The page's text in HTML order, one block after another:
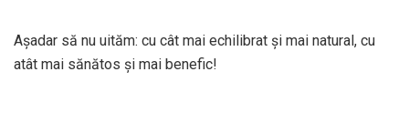
Așadar să nu uităm: cu cât mai echilibrat și mai natural, cu
atât mai sănătos și mai benefic!